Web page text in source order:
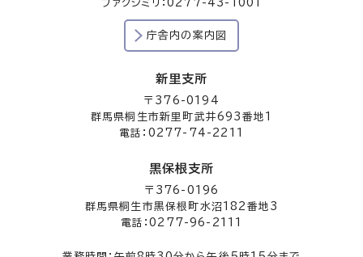
ファクシミリ：0277-43-1001
庁舎内の案内図
新里支所
〒376-0194
群馬県桐生市新里町武井693番地1
電話：0277-74-2211
黒保根支所
〒376-0196
群馬県桐生市黒保根町水沼182番地3
電話：0277-96-2111